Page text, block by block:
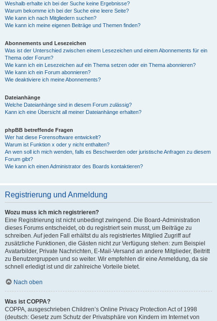
Weshalb erhalte ich bei der Suche keine Ergebnisse?
Warum bekomme ich bei der Suche eine leere Seite?
Wie kann ich nach Mitgliedern suchen?
Wie kann ich meine eigenen Beiträge und Themen finden?
Abonnements und Lesezeichen
Was ist der Unterschied zwischen einem Lesezeichen und einem Abonnements für ein
Thema oder Forum?
Wie kann ich ein Lesezeichen auf ein Thema setzen oder ein Thema abonnieren?
Wie kann ich ein Forum abonnieren?
Wie deaktiviere ich meine Abonnements?
Dateianhänge
Welche Dateianhänge sind in diesem Forum zulässig?
Kann ich eine Übersicht all meiner Dateianhänge erhalten?
phpBB betreffende Fragen
Wer hat diese Forensoftware entwickelt?
Warum ist Funktion x oder y nicht enthalten?
An wen soll ich mich wenden, falls es Beschwerden oder juristische Anfragen zu diesem
Forum gibt?
Wie kann ich einen Administrator des Boards kontaktieren?
Registrierung und Anmeldung
Wozu muss ich mich registrieren?
Eine Registrierung ist nicht unbedingt zwingend. Die Board-Administration
dieses Forums entscheidet, ob du registriert sein musst, um Beiträge zu
schreiben. Auf jeden Fall erhältst du als registriertes Mitglied Zugriff auf
zusätzliche Funktionen, die Gästen nicht zur Verfügung stehen: zum Beispiel
Avatarbilder, Private Nachrichten, E-Mail-Versand an andere Mitglieder, Beitritt
zu Benutzergruppen und so weiter. Wir empfehlen dir eine Anmeldung, da sie
schnell erledigt ist und dir zahlreiche Vorteile bietet.
Nach oben
Was ist COPPA?
COPPA, ausgeschrieben Children’s Online Privacy Protection Act of 1998
(deutsch: Gesetz zum Schutz der Privatsphäre von Kindern im Internet von